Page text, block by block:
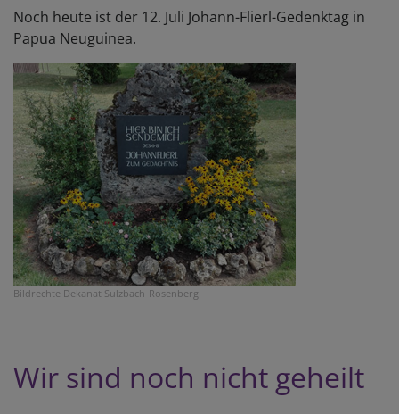
Noch heute ist der 12. Juli Johann-­Flierl-­Gedenktag in
Papua Neuguinea.
Bildrechte Dekanat Sulzbach-Rosenberg
Wir sind noch nicht geheilt